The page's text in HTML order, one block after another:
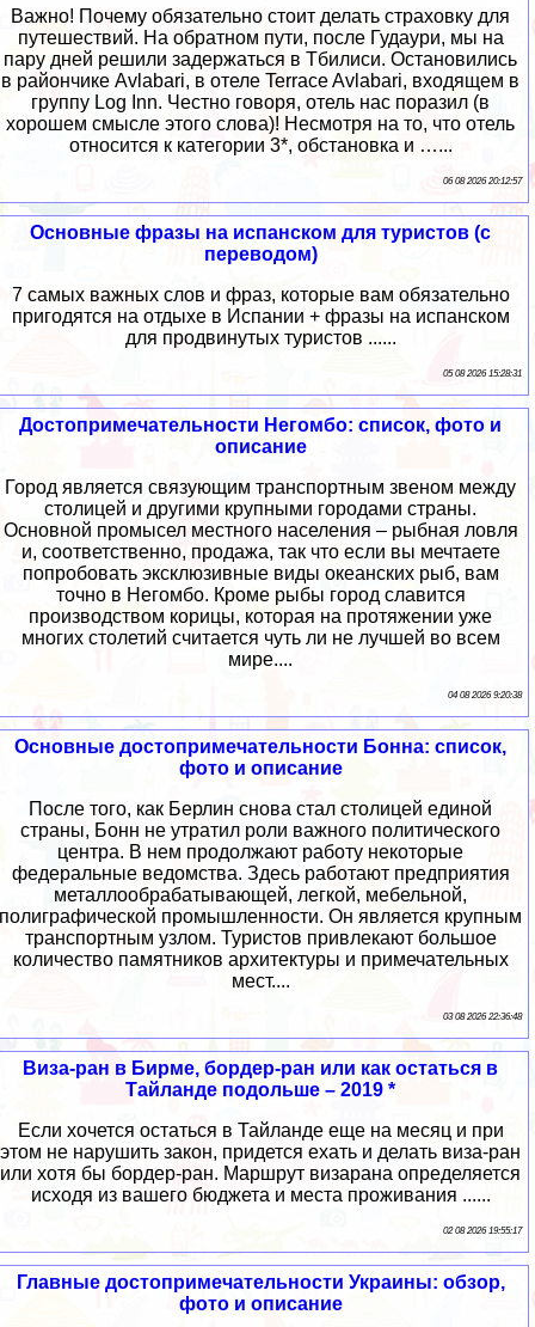
Важно! Почему обязательно стоит делать страховку для
путешествий. На обратном пути, после Гудаури, мы на
пару дней решили задержаться в Тбилиси. Остановились
в райончике Avlabari, в отеле Terrace Avlabari, входящем в
группу Log Inn. Честно говоря, отель нас поразил (в
хорошем смысле этого слова)! Несмотря на то, что отель
относится к категории 3*, обстановка и …...
06 08 2026 20:12:57
Основные фразы на испанском для туристов (с
переводом)
7 самых важных слов и фраз, которые вам обязательно
пригодятся на отдыхе в Испании + фразы на испанском
для продвинутых туристов ......
05 08 2026 15:28:31
Достопримечательности Негомбо: список, фото и
описание
Город является связующим транспортным звеном между
столицей и другими крупными городами страны.
Основной промысел местного населения – рыбная ловля
и, соответственно, продажа, так что если вы мечтаете
попробовать эксклюзивные виды океанских рыб, вам
точно в Негомбо. Кроме рыбы город славится
производством корицы, которая на протяжении уже
многих столетий считается чуть ли не лучшей во всем
мире....
04 08 2026 9:20:38
Основные достопримечательности Бонна: список,
фото и описание
После того, как Берлин снова стал столицей единой
страны, Бонн не утратил роли важного политического
центра. В нем продолжают работу некоторые
федеральные ведомства. Здесь работают предприятия
металлообрабатывающей, легкой, мебельной,
полиграфической промышленности. Он является крупным
транспортным узлом. Туристов привлекают большое
количество памятников архитектуры и примечательных
мест....
03 08 2026 22:36:48
Виза-ран в Бирме, бордер-ран или как остаться в
Тайланде подольше – 2019 *
Если хочется остаться в Тайланде еще на месяц и при
этом не нарушить закон, придется ехать и делать виза-ран
или хотя бы бордер-ран. Маршрут визарана определяется
исходя из вашего бюджета и места проживания ......
02 08 2026 19:55:17
Главные достопримечательности Украины: обзор,
фото и описание